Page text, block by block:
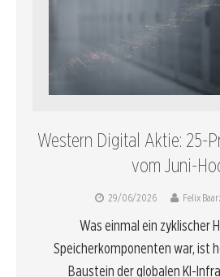
Western Digital Aktie: 25-
vom Juni-
29/06/2026 Felix
Was einmal ein zyklischer
Speicherkomponenten war, ist
Baustein der globalen KI-